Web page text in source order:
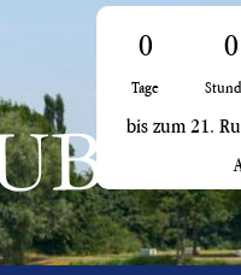
0
Tage
0
bis zum 21.